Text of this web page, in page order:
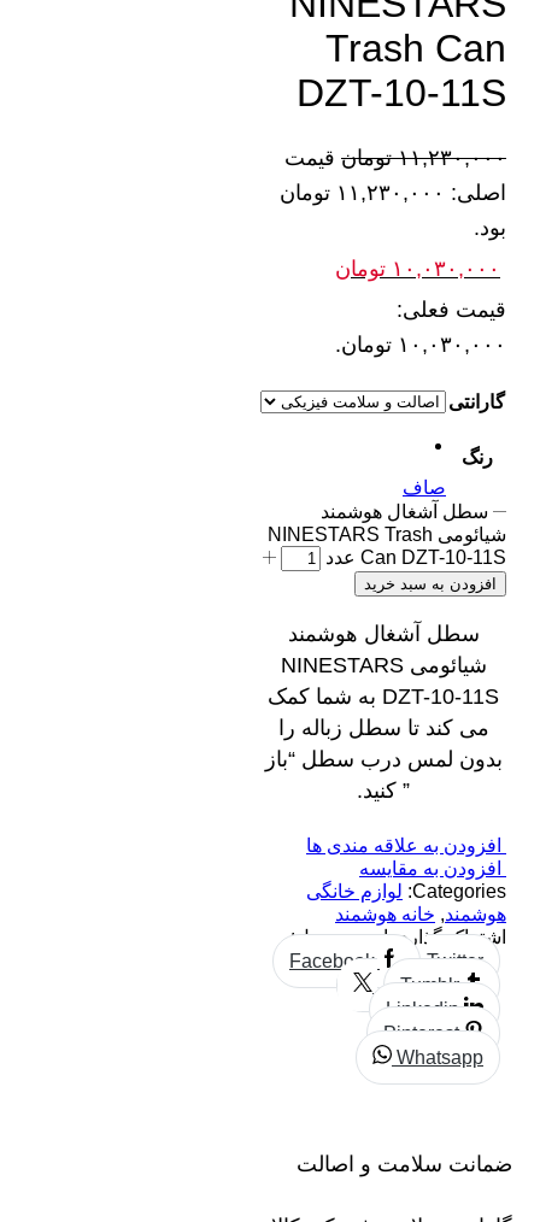
Trash Can
DZT-10-11S
۱۱,۲۳۰,۰۰۰ تومان قیمت
اصلی: ۱۱,۲۳۰,۰۰۰ تومان
بود.
۱۰,۰۳۰,۰۰۰ تومان
قیمت فعلی:
۱۰,۰۳۰,۰۰۰ تومان.
گارانتی
رنگ
صاف
سطل آشغال هوشمند
شیائومی NINESTARS Trash
Can DZT-10-11S عدد
افزودن به سبد خرید
سطل آشغال هوشمند
شیائومی NINESTARS
DZT-10-11S به شما کمک
می کند تا سطل زباله را
بدون لمس درب سطل “باز
” کنید.
افزودن به علاقه مندی ها
افزودن به مقایسه
Categories: لوازم خانگی
هوشمند, خانه هوشمند
اشتراک گذاری این محصول:
Facebook
Twitter
Tumblr
Linkedin
Pinterest
Whatsapp
ضمانت سلامت و اصالت